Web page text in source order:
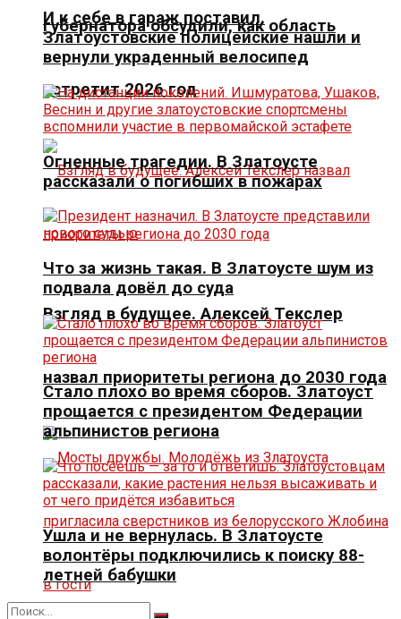
губернатора обсудили, как область
встретит 2026 год
Взгляд в будущее. Алексей Текслер
назвал приоритеты региона до 2030 года
И к себе в гараж поставил.
Златоустовские полицейские нашли и
вернули украденный велосипед
Огненные трагедии. В Златоусте
рассказали о погибших в пожарах
Что за жизнь такая. В Златоусте шум из
подвала довёл до суда
Стало плохо во время сборов. Златоуст
прощается с президентом Федерации
альпинистов региона
Ушла и не вернулась. В Златоусте
волонтёры подключились к поиску 88-
летней бабушки